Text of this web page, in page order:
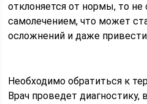
отклоняется от нормы, то не
самолечением, что может
осложнений и даже
Необходимо обратиться к
Врач проведет диагностику,